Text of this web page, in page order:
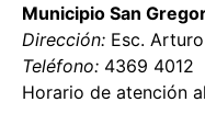
Municipio San
Dirección: Esc.
Teléfono: 4369 4012
Horario de atención